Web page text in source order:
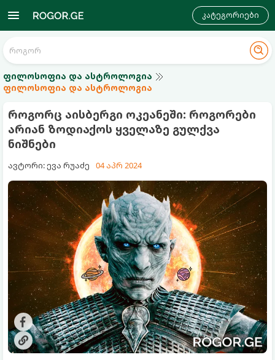
კატეგორიები
ფილოსოფია და ასტროლოგია
ფილოსოფია და ასტროლოგია
როგორც აისბერგი ოკეანეში: როგორები
არიან ზოდიაქოს ყველაზე გულქვა
ნიშნები
ავტორი: ევა რუაძე 04 აპრ 2024